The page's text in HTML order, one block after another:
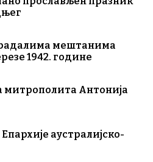
мештанима
1942. године
Антонија
аустралијско-